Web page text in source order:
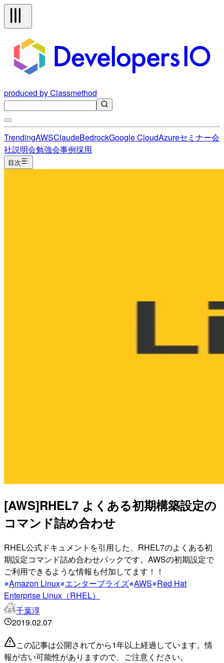
produced by Classmethod
TrendingAWSClaudeBedrockGoogle CloudAzureセミナー会
社説明会勉強会事例採用
目次
[AWS]RHEL7 よくある初期構築設定の
コマンド詰め合わせ
RHEL公式ドキュメントを引用した、RHEL7のよくある初
期設定コマンド詰め合わせパックです。AWSの初期設定で
ご利用できるような情報も付加してます！！
Amazon Linux エンタープライズ AWS Red Hat
Enterprise Linux（RHEL）
千葉淳
2019.02.07
この記事は公開されてから1年以上経過しています。情
報が古い可能性がありますので、ご注意ください。